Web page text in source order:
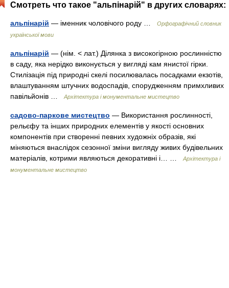
Смотреть что такое "альпінарій" в других словарях:
альпінарій — іменник чоловічого роду …
Орфографічний словник
української мови
альпінарій — (нім. < лат.) Ділянка з високогірною рослинністю
в саду, яка нерідко виконується у вигляді кам янистої гірки.
Стилізація під природні скелі посилювалась посадками екзотів,
влаштуванням штучних водоспадів, спорудженням примхливих
павільйонів …
Архітектура і монументальне мистецтво
садово-паркове мистецтво — Використання рослинності,
рельєфу та інших природних елементів у якості основних
компонентів при створенні певних художніх образів, які
міняються внаслідок сезонної зміни вигляду живих будівельних
матеріалів, котрими являються декоративні і… …
Архітектура і
монументальне мистецтво